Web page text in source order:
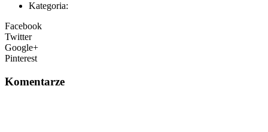
Kategoria:
Facebook
Twitter
Google+
Pinterest
Komentarze